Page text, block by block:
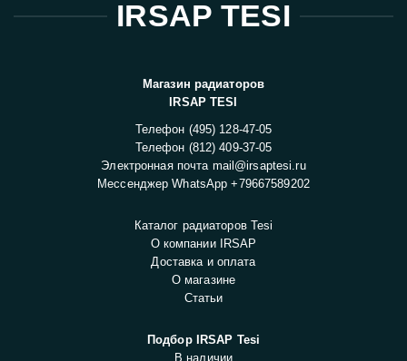
IRSAP TESI
Магазин радиаторов
IRSAP TESI
Телефон (495) 128-47-05
Телефон (812) 409-37-05
Электронная почта mail@irsaptesi.ru
Мессенджер WhatsApp+79667589202
Каталог радиаторов Tesi
О компании IRSAP
Доставка и оплата
О магазине
Статьи
Подбор IRSAP Tesi
В наличии